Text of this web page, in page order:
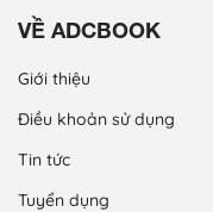
VỀ ADCBOOK
Giới thiệu
Điều khoản sử dụng
Tin tức
Tuyển dụng